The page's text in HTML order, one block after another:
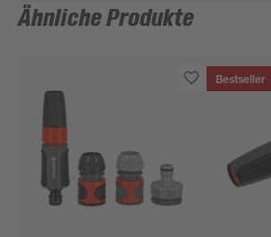
Ähnliche Produkte
Bestseller